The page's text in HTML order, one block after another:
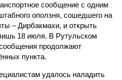
сообщение с одним
оползня, сошедшего на
– Дирбакмахи, и открыть
18 июля. В Рутульском
сообщения продолжают
пункта.
удалось наладить